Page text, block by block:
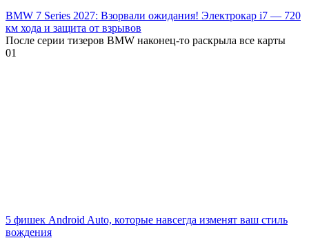
BMW 7 Series 2027: Взорвали ожидания! Электрокар i7 — 720
км хода и защита от взрывов
После серии тизеров BMW наконец-то раскрыла все карты
01
5 фишек Android Auto, которые навсегда изменят ваш стиль
вождения